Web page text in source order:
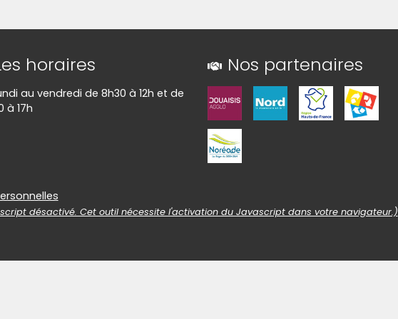
horaires
au vendredi de 8h30 à 12h et de
à 17h
Nos partenaires
désactivé. Cet outil nécessite l'activation du Javascript dans votre navigateur.)